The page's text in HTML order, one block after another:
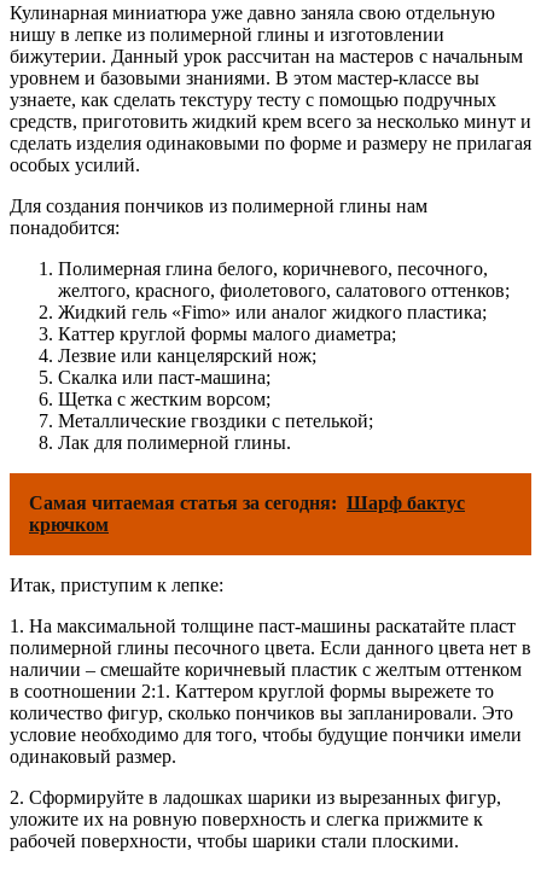
Кулинарная миниатюра уже давно заняла свою отдельную
нишу в лепке из полимерной глины и изготовлении
бижутерии. Данный урок рассчитан на мастеров с начальным
уровнем и базовыми знаниями. В этом мастер-классе вы
узнаете, как сделать текстуру тесту с помощью подручных
средств, приготовить жидкий крем всего за несколько минут и
сделать изделия одинаковыми по форме и размеру не прилагая
особых усилий.
Для создания пончиков из полимерной глины нам
понадобится:
Полимерная глина белого, коричневого, песочного,
желтого, красного, фиолетового, салатового оттенков;
Жидкий гель «Fimo» или аналог жидкого пластика;
Каттер круглой формы малого диаметра;
Лезвие или канцелярский нож;
Скалка или паст-машина;
Щетка с жестким ворсом;
Металлические гвоздики с петелькой;
Лак для полимерной глины.
Самая читаемая статья за сегодня: Шарф бактус
крючком
Итак, приступим к лепке:
1. На максимальной толщине паст-машины раскатайте пласт
полимерной глины песочного цвета. Если данного цвета нет в
наличии – смешайте коричневый пластик с желтым оттенком
в соотношении 2:1. Каттером круглой формы вырежете то
количество фигур, сколько пончиков вы запланировали. Это
условие необходимо для того, чтобы будущие пончики имели
одинаковый размер.
2. Сформируйте в ладошках шарики из вырезанных фигур,
уложите их на ровную поверхность и слегка прижмите к
рабочей поверхности, чтобы шарики стали плоскими.